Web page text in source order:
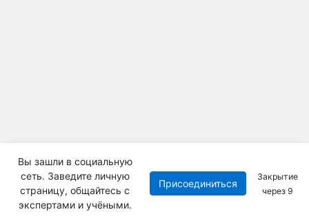
Вы зашли в социальную
сеть. Заведите личную
страницу, общайтесь с
экспертами и учёными.
Присоединиться
Закрытие
через 8